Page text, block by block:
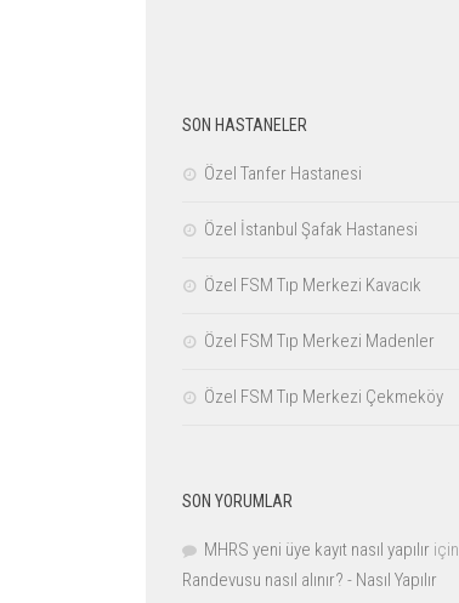
SON HASTANELER
Özel Tanfer Hastanesi
Özel İstanbul Şafak Hastanesi
Özel FSM Tıp Merkezi Kavacık
Özel FSM Tıp Merkezi Madenler
Özel FSM Tıp Merkezi Çekmeköy
SON YORUMLAR
MHRS yeni üye kayıt nasıl yapılır için
Randevusu nasıl alınır? - Nasıl Yapılır